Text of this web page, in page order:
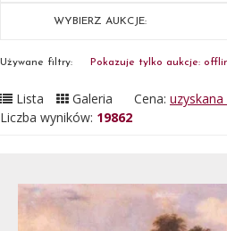
WYBIERZ AUKCJE:
Używane filtry: Pokazuje tylko aukcje:
Lista Galeria Cena: uzyskana
Liczba wyników: 19862